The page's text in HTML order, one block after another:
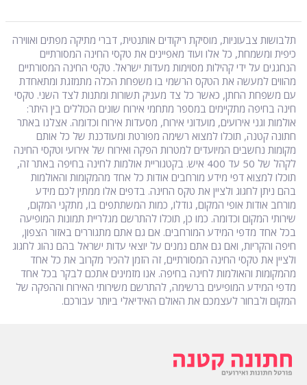
תלבושות צבעוניות, מוסיקת ריקודים אותנטית, דברי מתיקה מפתים ואווירה
כיפית ומשמחת, כל אלו ועוד מאפיינים את טקסי החינה המסורתיים
הנחגגים על ידי קהילות מסוימות מעדות ישראל. טקסי החינה המסורתיים
מהווים למעשה את הטקס הרשמי בו משפחת הכלה מתמזגת ומתאחדת
עם משפחת החתן, כאשר כל צד מעניק תשורות ומתנות לצד השני. טקסי
חינה בחיפה מתקיימים במספר מתחמי אירוח שונים הכוללים בין היתר:
אולמות וגני אירועים, מועדוני אירוח, מסעדות אירוח וכדומה. אצלנו באתר
חתונה קטנה, תוכלו למצוא רשימה מפורטת ומעודכנת של כל אותם
מקומות נחשבים המיועדים למטרות הפקה ואירוח של אירועי וטקסי החינה
לקהל של 50 עד 400 איש. בקטגוריית אולמות לחינה בחיפה באתר זה,
תוכלו למצוא דפי מידע מורחבים אודות כל אחד מהמקומות והאולמות
בהם ניתן לחגוג ולציין את טקס החינה. בדפים אלו ממתין לכם מידע
מורחב אודות אופי המקום, גודלו, כמות המשתתפים בו, מתקני המקום,
שירותי המקום וכדומה. כמו כן, תוכלו להתרשם מגלריית תמונות המופיעה
בכל אחד מדפי המידע המורחבים. אם גם אתם מתגוררים באזור הצפון,
חיפה והקריות, ואם גם אתם נמנים על יוצאי עדות ישראל בהם נהוג לחגוג
ולציין את טקסי החינה המסורתיים, זה הזמן להכיר מקרוב את כל אחד
מהמקומות והאולמות לחינה בחיפה. אנו מזמינים אתכם לבקר בכל אחד
מדפי המידע המופיעים ברשימה, להתרשם משירותי האירוח וההפקה של
המקום ולבחור לעצמכם את האולם האידיאלי ביותר עבורכם.